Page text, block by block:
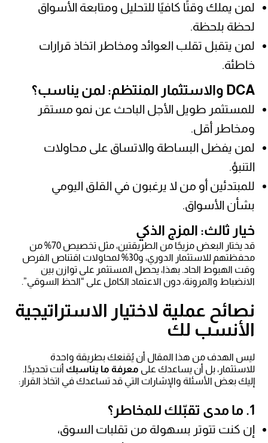
لمن يملك وقتًا كافيًا للتحليل ومتابعة الأسواق
لحظة بلحظة.
لمن يتقبل تقلب العوائد ومخاطر اتخاذ قرارات
خاطئة.
DCA والاستثمار المنتظم: لمن يناسب؟
للمستثمر طويل الأجل الباحث عن نمو مستقر
ومخاطر أقل.
لمن يفضل البساطة والاتساق على محاولات
التنبؤ.
للمبتدئين أو من لا يرغبون في القلق اليومي
بشأن الأسواق.
خيار ثالث: المزج الذكي
قد يختار البعض مزيجًا من الطريقتين، مثل تخصيص 70% من
محفظتهم للاستثمار الدوري، و30% لمحاولات اقتناص الفرص
وقت الهبوط الحاد. بهذا، يحصل المستثمر على توازن بين
الانضباط والمرونة، دون الاعتماد الكامل على “الحظ السوقي”.
نصائح عملية لاختيار الاستراتيجية
الأنسب لك
ليس الهدف من هذا المقال أن يُقنعك بطريقة واحدة
للاستثمار، بل أن يساعدك على معرفة ما يناسبك أنت تحديدًا.
إليك بعض الأسئلة والإشارات التي قد تساعدك في اتخاذ القرار:
1. ما مدى تقبّلك للمخاطر؟
إن كنت تتوتر بسهولة من تقلبات السوق،